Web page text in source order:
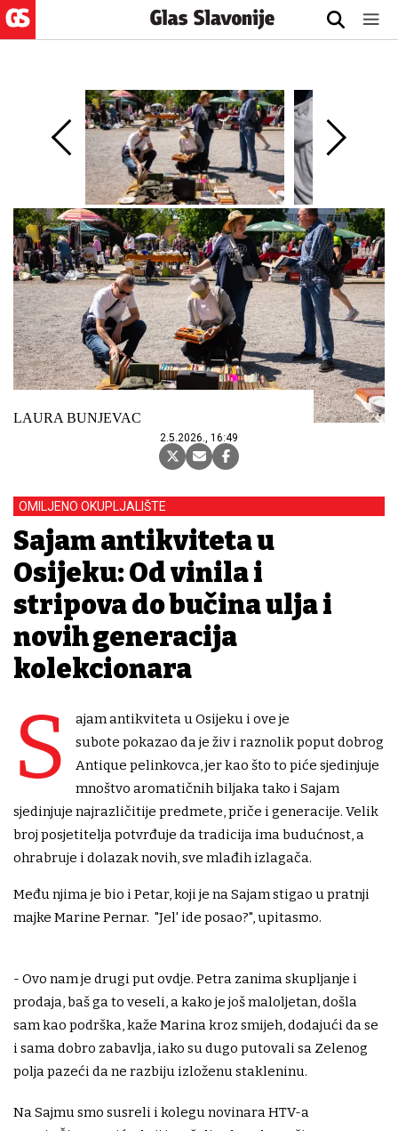
LAURA BUNJEVAC
2.5.2026., 16:49
OMILJENO OKUPLJALIŠTE
Sajam antikviteta u
Osijeku: Od vinila i
stripova do bučina ulja i
novih generacija
kolekcionara
S
ajam antikviteta u Osijeku i ove je
subote pokazao da je živ i raznolik poput dobrog
Antique pelinkovca, jer kao što to piće sjedinjuje
mnoštvo aromatičnih biljaka tako i Sajam
sjedinjuje najrazličitije predmete, priče i generacije. Velik
broj posjetitelja potvrđuje da tradicija ima budućnost, a
ohrabruje i dolazak novih, sve mlađih izlagača.
Među njima je bio i Petar, koji je na Sajam stigao u pratnji
majke Marine Pernar. "Jel' ide posao?", upitasmo.
- Ovo nam je drugi put ovdje. Petra zanima skupljanje i
prodaja, baš ga to veseli, a kako je još maloljetan, došla
sam kao podrška, kaže Marina kroz smijeh, dodajući da se
i sama dobro zabavlja, iako su dugo putovali sa Zelenog
polja pazeći da ne razbiju izloženu stakleninu.
Na Sajmu smo susreli i kolegu novinara HTV-a